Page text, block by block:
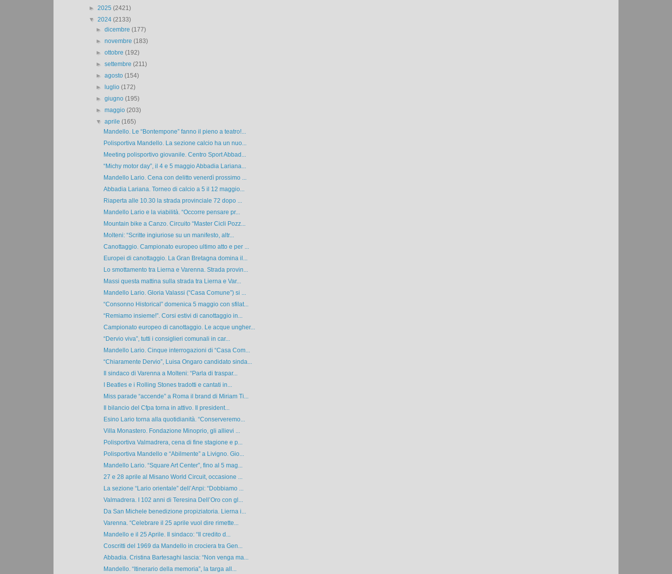
► 2025 (2421)
▼ 2024 (2133)
►dicembre(177)
►novembre(183)
►ottobre(192)
►settembre(211)
►agosto(154)
►luglio(172)
►giugno(195)
►maggio(203)
▼aprile(165)
Mandello. Le “Bontempone” fanno il pieno a teatro!...
Polisportiva Mandello. La sezione calcio ha un nuo...
Meeting polisportivo giovanile. Centro Sport Abbad...
“Michy motor day”, il 4 e 5 maggio Abbadia Lariana...
Mandello Lario. Cena con delitto venerdì prossimo ...
Abbadia Lariana. Torneo di calcio a 5 il 12 maggio...
Riaperta alle 10.30 la strada provinciale 72 dopo ...
Mandello Lario e la viabilità. “Occorre pensare pr...
Mountain bike a Canzo. Circuito “Master Cicli Pozz...
Molteni: “Scritte ingiuriose su un manifesto, altr...
Canottaggio. Campionato europeo ultimo atto e per ...
Europei di canottaggio. La Gran Bretagna domina il...
Lo smottamento tra Lierna e Varenna. Strada provin...
Massi questa mattina sulla strada tra Lierna e Var...
Mandello Lario. Gloria Valassi (“Casa Comune”) si ...
“Consonno Historical” domenica 5 maggio con sfilat...
“Remiamo insieme!”. Corsi estivi di canottaggio in...
Campionato europeo di canottaggio. Le acque ungher...
“Dervio viva”, tutti i consiglieri comunali in car...
Mandello Lario. Cinque interrogazioni di “Casa Com...
“Chiaramente Dervio”, Luisa Ongaro candidato sinda...
Il sindaco di Varenna a Molteni: “Parla di traspar...
I Beatles e i Rolling Stones tradotti e cantati in...
Miss parade “accende” a Roma il brand di Miriam Ti...
Il bilancio del Cfpa torna in attivo. Il president...
Esino Lario torna alla quotidianità. “Conserveremo...
Villa Monastero. Fondazione Minoprio, gli allievi ...
Polisportiva Valmadrera, cena di fine stagione e p...
Polisportiva Mandello e “Abilmente” a Livigno. Gio...
Mandello Lario. “Square Art Center”, fino al 5 mag...
27 e 28 aprile al Misano World Circuit, occasione ...
La sezione “Lario orientale” dell’Anpi: “Dobbiamo ...
Valmadrera. I 102 anni di Teresina Dell’Oro con gl...
Da San Michele benedizione propiziatoria. Lierna i...
Varenna. “Celebrare il 25 aprile vuol dire rimette...
Mandello e il 25 Aprile. Il sindaco: “Il credito d...
Coscritti del 1969 da Mandello in crociera tra Gen...
Abbadia. Cristina Bartesaghi lascia: “Non venga ma...
Mandello. “Itinerario della memoria”, la targa all...